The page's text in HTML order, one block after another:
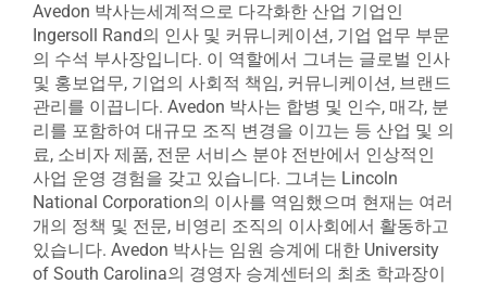
Avedon 박사는세계적으로 다각화한 산업 기업인
Ingersoll Rand의 인사 및 커뮤니케이션, 기업 업무 부문
의 수석 부사장입니다. 이 역할에서 그녀는 글로벌 인사
및 홍보업무, 기업의 사회적 책임, 커뮤니케이션, 브랜드
관리를 이끕니다. Avedon 박사는 합병 및 인수, 매각, 분
리를 포함하여 대규모 조직 변경을 이끄는 등 산업 및 의
료, 소비자 제품, 전문 서비스 분야 전반에서 인상적인
사업 운영 경험을 갖고 있습니다. 그녀는 Lincoln
National Corporation의 이사를 역임했으며 현재는 여러
개의 정책 및 전문, 비영리 조직의 이사회에서 활동하고
있습니다. Avedon 박사는 임원 승계에 대한 University
of South Carolina의 경영자 승계센터의 최초 학과장이